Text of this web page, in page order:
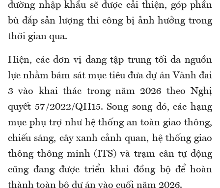
đường nhập khẩu sẽ được cải thiện, góp phần
bù đắp sản lượng thi công bị ảnh hưởng trong
thời gian qua.
Hiện, các đơn vị đang tập trung tối đa nguồn
lực nhằm bám sát mục tiêu đưa dự án Vành đai
3 vào khai thác trong năm 2026 theo Nghị
quyết 57/2022/QH15. Song song đó, các hạng
mục phụ trợ như hệ thống an toàn giao thông,
chiếu sáng, cây xanh cảnh quan, hệ thống giao
thông thông minh (ITS) và trạm cân tự động
cũng đang được triển khai đồng bộ để hoàn
thành toàn bộ dự án vào cuối năm 2026.